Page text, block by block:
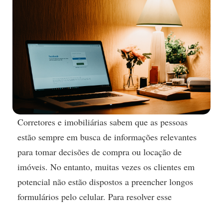
Corretores e imobiliárias sabem que as pessoas
estão sempre em busca de informações relevantes
para tomar decisões de compra ou locação de
imóveis. No entanto, muitas vezes os clientes em
potencial não estão dispostos a preencher longos
formulários pelo celular. Para resolver esse